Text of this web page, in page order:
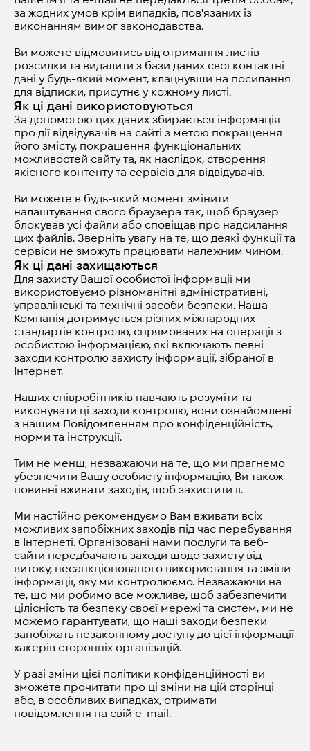
за жодних умов крім випадків, пов'язаних із
виконанням вимог законодавства.
Ви можете відмовитись від отримання листів
розсилки та видалити з бази даних свої контактні
дані у будь-який момент, клацнувши на посилання
для відписки, присутнє у кожному листі.
Як ці дані використовуються
За допомогою цих даних збирається інформація
про дії відвідувачів на сайті з метою покращення
його змісту, покращення функціональних
можливостей сайту та, як наслідок, створення
якісного контенту та сервісів для відвідувачів.
Ви можете в будь-який момент змінити
налаштування свого браузера так, щоб браузер
блокував усі файли або сповіщав про надсилання
цих файлів. Зверніть увагу на те, що деякі функції та
сервіси не зможуть працювати належним чином.
Як ці дані захищаються
Для захисту Вашої особистої інформації ми
використовуємо різноманітні адміністративні,
управлінські та технічні засоби безпеки. Наша
Компанія дотримується різних міжнародних
стандартів контролю, спрямованих на операції з
особистою інформацією, які включають певні
заходи контролю захисту інформації, зібраної в
Інтернет.
Наших співробітників навчають розуміти та
виконувати ці заходи контролю, вони ознайомлені
з нашим Повідомленням про конфіденційність,
норми та інструкції.
Тим не менш, незважаючи на те, що ми прагнемо
убезпечити Вашу особисту інформацію, Ви також
повинні вживати заходів, щоб захистити її.
Ми настійно рекомендуємо Вам вживати всіх
можливих запобіжних заходів під час перебування
в Інтернеті. Організовані нами послуги та веб-
сайти передбачають заходи щодо захисту від
витоку, несанкціонованого використання та зміни
інформації, яку ми контролюємо. Незважаючи на
те, що ми робимо все можливе, щоб забезпечити
цілісність та безпеку своєї мережі та систем, ми не
можемо гарантувати, що наші заходи безпеки
запобіжать незаконному доступу до цієї інформації
хакерів сторонніх організацій.
У разі зміни цієї політики конфіденційності ви
зможете прочитати про ці зміни на цій сторінці
або, в особливих випадках, отримати
повідомлення на свій e-mail.